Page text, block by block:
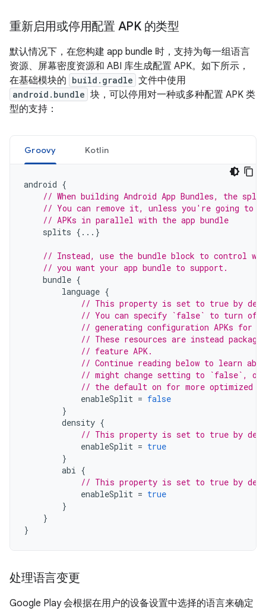
重新启用或停用配置 APK 的类型
默认情况下，在您构建 app bundle 时，支持为每一组语言
资源、屏幕密度资源和 ABI 库生成配置 APK。如下所示，
在基础模块的 build.gradle 文件中使用
android.bundle 块，可以停用对一种或多种配置 APK 类
型的支持：
Groovy Kotlin
android {
// When building Android App Bundles, the
// You can remove it, unless you're going to
// APKs in parallel with the app bundle
splits {...}
// Instead, use the bundle block to control
// you want your app bundle to support.
bundle {
language {
// This property is set to true by
// You can specify `false` to turn off
// generating configuration APKs for
// These resources are instead
// feature APK.
// Continue reading below to learn
// might change setting to `false`,
// the default on for more optimized
enableSplit = false
}
density {
// This property is set to true by
enableSplit = true
}
abi {
// This property is set to true by
enableSplit = true
}
}
}
处理语言变更
Google Play 会根据在用户的设备设置中选择的语言来确定